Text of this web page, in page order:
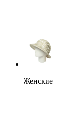
Женские